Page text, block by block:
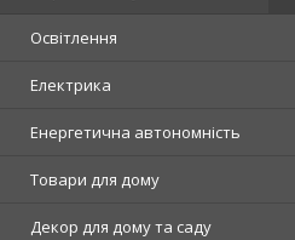
Освітлення
Електрика
Енергетична автономність
Товари для дому
Декор для дому та саду